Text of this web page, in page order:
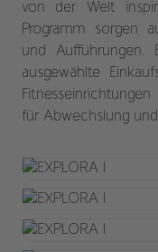
von der Welt
Programm sorgen
und Aufführungen.
ausgewählte
für Abwechslung